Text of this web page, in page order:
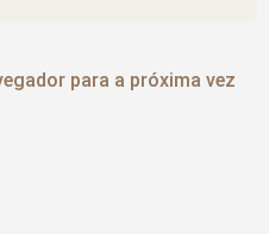
para a próxima vez